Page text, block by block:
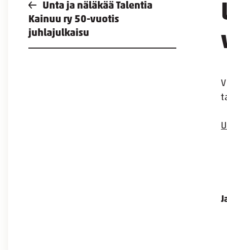
Unta ja näläkää Talentia
Kainuu ry 50-vuotis
juhlajulkaisu